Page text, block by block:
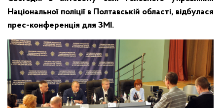
Національної поліції в Полтавській області, відбулася
прес-конференція для ЗМІ.